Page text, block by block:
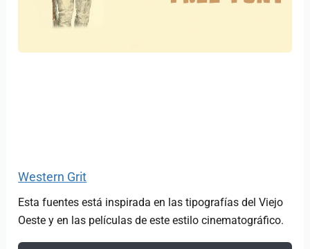
Western Grit
Esta fuentes está inspirada en las tipografías del Viejo
Oeste y en las películas de este estilo cinematográfico.